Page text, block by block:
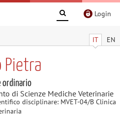
Login
IT EN
Pietra
ordinario
di Scienze Mediche Veterinarie
disciplinare: MVET-04/B Clinica